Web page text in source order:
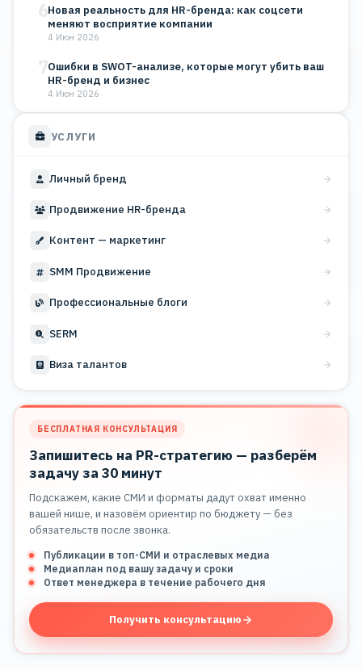
6Новая реальность для HR-бренда: как соцсети
меняют восприятие компании
4 Июн 2026
7Ошибки в SWOT-анализе, которые могут убить ваш
HR-бренд и бизнес
4 Июн 2026
УСЛУГИ
Личный бренд
Продвижение HR-бренда
Контент — маркетинг
SMM Продвижение
Профессиональные блоги
SERM
Виза талантов
БЕСПЛАТНАЯ КОНСУЛЬТАЦИЯ
Запишитесь на PR-стратегию — разберём
задачу за 30 минут
Подскажем, какие СМИ и форматы дадут охват именно
вашей нише, и назовём ориентир по бюджету — без
обязательств после звонка.
Публикации в топ-СМИ и отраслевых медиа
Медиаплан под вашу задачу и сроки
Ответ менеджера в течение рабочего дня
Получить консультацию